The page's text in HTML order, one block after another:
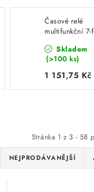
Časové relé
multifunkční 7-
240VAC/DC
Haase 110200A
Skladem
(>100 ks)
1 151,75 Kč
Stránka 1 z 3 - 58
NEJPRODÁVANĚJŠÍ